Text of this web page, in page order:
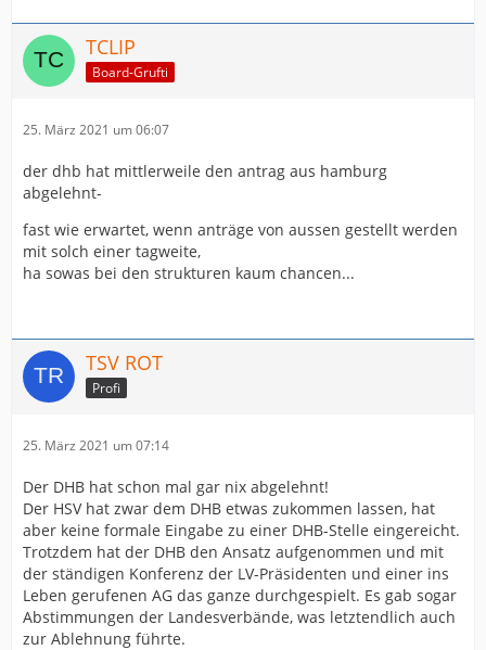
TCLIP
Board-Grufti
25. März 2021 um 06:07
der dhb hat mittlerweile den antrag aus hamburg
abgelehnt-
fast wie erwartet, wenn anträge von aussen gestellt werden
mit solch einer tagweite,
ha sowas bei den strukturen kaum chancen...
TSV ROT
Profi
25. März 2021 um 07:14
Der DHB hat schon mal gar nix abgelehnt!
Der HSV hat zwar dem DHB etwas zukommen lassen, hat
aber keine formale Eingabe zu einer DHB-Stelle eingereicht.
Trotzdem hat der DHB den Ansatz aufgenommen und mit
der ständigen Konferenz der LV-Präsidenten und einer ins
Leben gerufenen AG das ganze durchgespielt. Es gab sogar
Abstimmungen der Landesverbände, was letztendlich auch
zur Ablehnung führte.